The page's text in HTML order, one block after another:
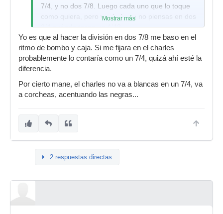
7/4, y no dos 7/8. Luego cada uno que lo toque
como quiera, pero verdad que no piensas en dos
2/4 cuándo tocas un 4/4?
Además, si escucháis bien el charles, marca bien
las negras, así que eso todavía me dice más que
es un 7/4.
Mostrar más
Yo es que al hacer la división en dos 7/8 me baso en el
ritmo de bombo y caja. Si me fijara en el charles
probablemente lo contaría como un 7/4, quizá ahí esté la
diferencia.
Por cierto mane, el charles no va a blancas en un 7/4, va
a corcheas, acentuando las negras...
2 respuestas directas